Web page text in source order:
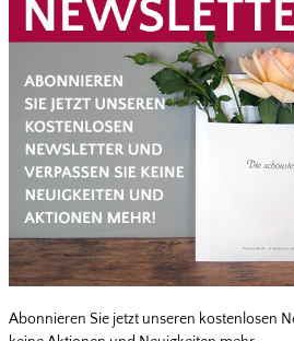
Angebote Zubehör
Abonnieren Sie jetzt unseren kostenlosen